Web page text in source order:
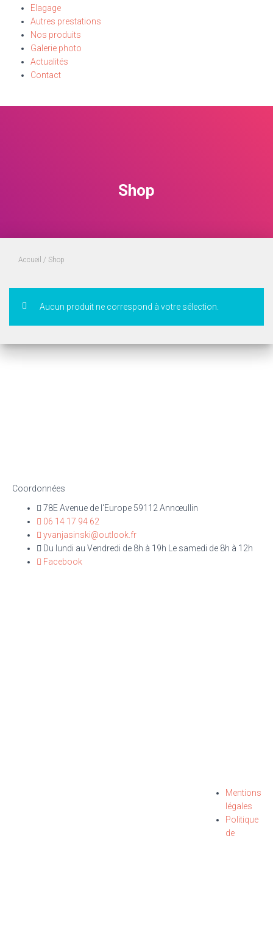
Elagage
Autres prestations
Nos produits
Galerie photo
Actualités
Contact
Shop
Accueil / Shop
Aucun produit ne correspond à votre sélection.
Coordonnées
78E Avenue de l'Europe 59112 Annœullin
06 14 17 94 62
yvanjasinski@outlook.fr
Du lundi au Vendredi de 8h à 19h Le samedi de 8h à 12h
Facebook
Mentions
légales
Politique
de